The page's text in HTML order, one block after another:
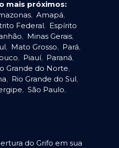
mais próximos:
, Amapá,
Federal, Espírito
, Minas Gerais,
, Mato Grosso, Pará,
, Piauí, Paraná,
Grande do Norte,
, Rio Grande do Sul,
, São Paulo,
do Grifo em sua